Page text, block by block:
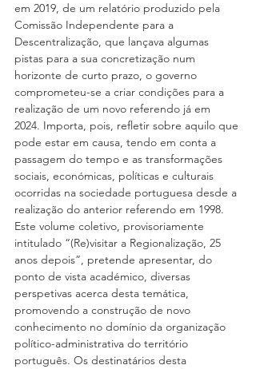
em 2019, de um relatório produzido pela
Comissão Independente para a
Descentralização, que lançava algumas
pistas para a sua concretização num
horizonte de curto prazo, o governo
comprometeu-se a criar condições para a
realização de um novo referendo já em
2024. Importa, pois, refletir sobre aquilo que
pode estar em causa, tendo em conta a
passagem do tempo e as transformações
sociais, económicas, políticas e culturais
ocorridas na sociedade portuguesa desde a
realização do anterior referendo em 1998.
Este volume coletivo, provisoriamente
intitulado “(Re)visitar a Regionalização, 25
anos depois”, pretende apresentar, do
ponto de vista académico, diversas
perspetivas acerca desta temática,
promovendo a construção de novo
conhecimento no domínio da organização
político-administrativa do território
português. Os destinatários desta